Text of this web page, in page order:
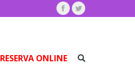
Facebook
Twitter
RESERVA ONLINE Buscar: